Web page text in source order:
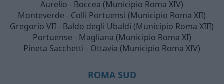
Aurelio - Boccea (Municipio Roma XIV)
Monteverde - Colli Portuensi (Municipio Roma XII)
Gregorio VII - Baldo degli Ubaldi (Municipio Roma XIII)
Portuense - Magliana (Municipio Roma XI)
Pineta Sacchetti - Ottavia (Municipio Roma XIV)
ROMA SUD